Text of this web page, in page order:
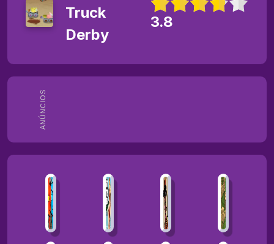
ANÚNCIOS
Truck
Derby
3.8